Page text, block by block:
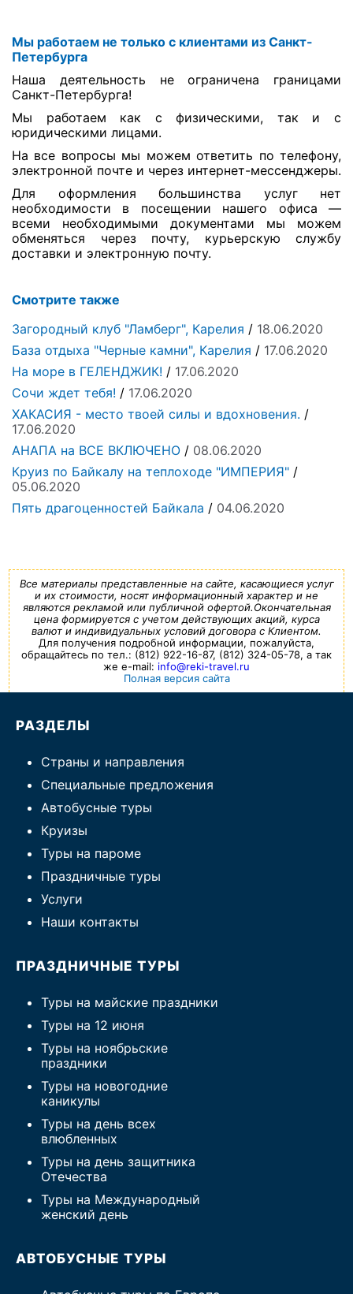
Мы работаем не только с клиентами из Санкт-
Петербурга
Наша деятельность не ограничена границами
Санкт-Петербурга!
Мы работаем как с физическими, так и с
юридическими лицами.
На все вопросы мы можем ответить по телефону,
электронной почте и через интернет-мессенджеры.
Для оформления большинства услуг нет
необходимости в посещении нашего офиса —
всеми необходимыми документами мы можем
обменяться через почту, курьерскую службу
доставки и электронную почту.
Смотрите также
Загородный клуб "Ламберг", Карелия / 18.06.2020
База отдыха "Черные камни", Карелия / 17.06.2020
На море в ГЕЛЕНДЖИК! / 17.06.2020
Сочи ждет тебя! / 17.06.2020
ХАКАСИЯ - место твоей силы и вдохновения. /
17.06.2020
АНАПА на ВСЕ ВКЛЮЧЕНО / 08.06.2020
Круиз по Байкалу на теплоходе "ИМПЕРИЯ" /
05.06.2020
Пять драгоценностей Байкала / 04.06.2020
Все материалы представленные на сайте, касающиеся услуг
и их стоимости, носят информационный характер и не
являются рекламой или публичной офертой.Окончательная
цена формируется с учетом действующих акций, курса
валют и индивидуальных условий договора с Клиентом.
Для получения подробной информации, пожалуйста,
обращайтесь по тел.: (812) 922-16-87, (812) 324-05-78, а так
же e-mail: info@reki-travel.ru
Полная версия сайта
РАЗДЕЛЫ
Страны и направления
Специальные предложения
Автобусные туры
Круизы
Туры на пароме
Праздничные туры
Услуги
Наши контакты
ПРАЗДНИЧНЫЕ ТУРЫ
Туры на майские праздники
Туры на 12 июня
Туры на ноябрьские
праздники
Туры на новогодние
каникулы
Туры на день всех
влюбленных
Туры на день защитника
Отечества
Туры на Международный
женский день
АВТОБУСНЫЕ ТУРЫ